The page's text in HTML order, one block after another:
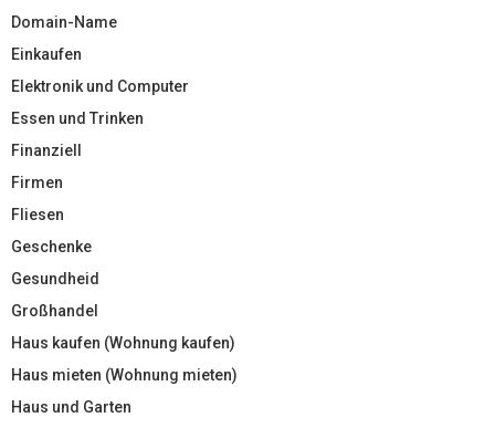
Domain-Name
Einkaufen
Elektronik und Computer
Essen und Trinken
Finanziell
Firmen
Fliesen
Geschenke
Gesundheid
Großhandel
Haus kaufen (Wohnung kaufen)
Haus mieten (Wohnung mieten)
Haus und Garten